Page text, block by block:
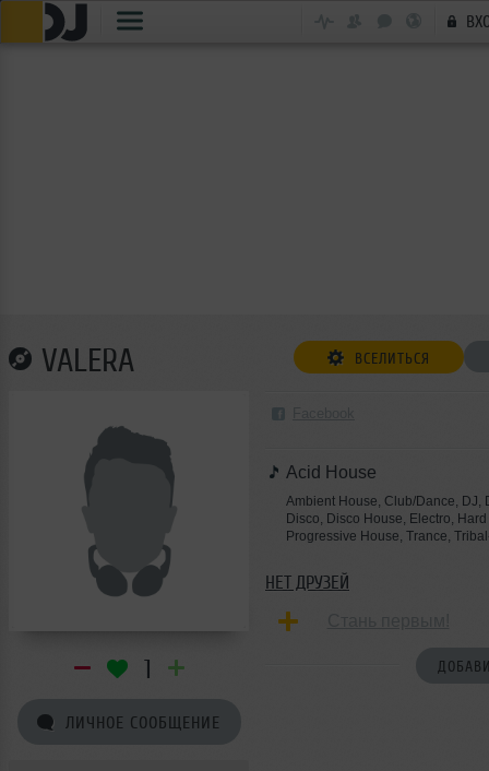
VALERA ВСЕЛИТЬСЯ
1
ЛИЧНОЕ СООБЩЕНИЕ
Acid House
Ambient House, Club/Dance, DJ,
Disco, Disco House, Electro,
Progressive House, Trance,
НЕТ ДРУЗЕЙ